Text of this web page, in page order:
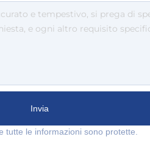
Invia
tutte le informazioni sono protette.